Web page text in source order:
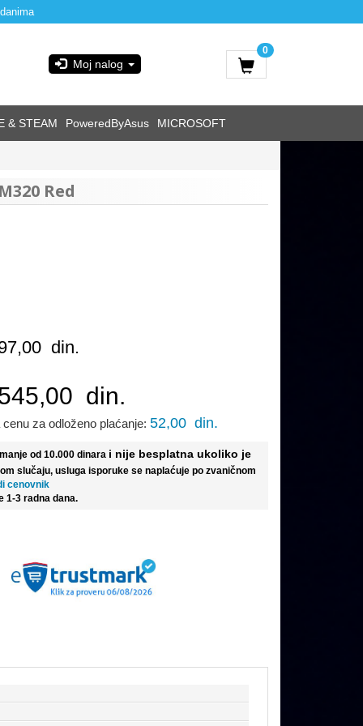
Moj nalog
0
& STEAM PoweredByAsus MICROSOFT
Red
din.
din.
za odloženo plaćanje: 52,00 din.
od 10.000 dinara i nije besplatna ukoliko je
slučaju, usluga isporuke se naplaćuje po zvaničnom
cenovnik
1-3 radna dana.